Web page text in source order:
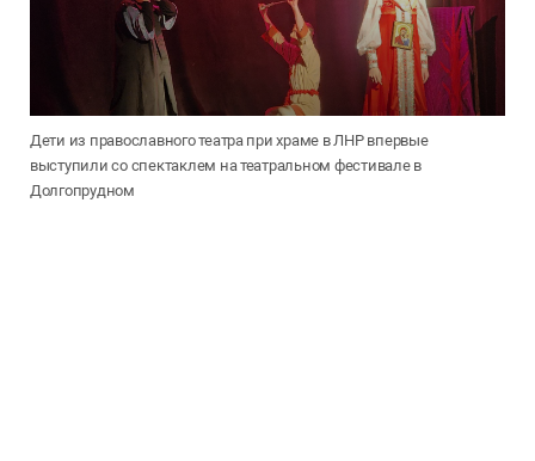
Дети из православного театра при храме в ЛНР впервые
выступили со спектаклем на театральном фестивале в
Долгопрудном